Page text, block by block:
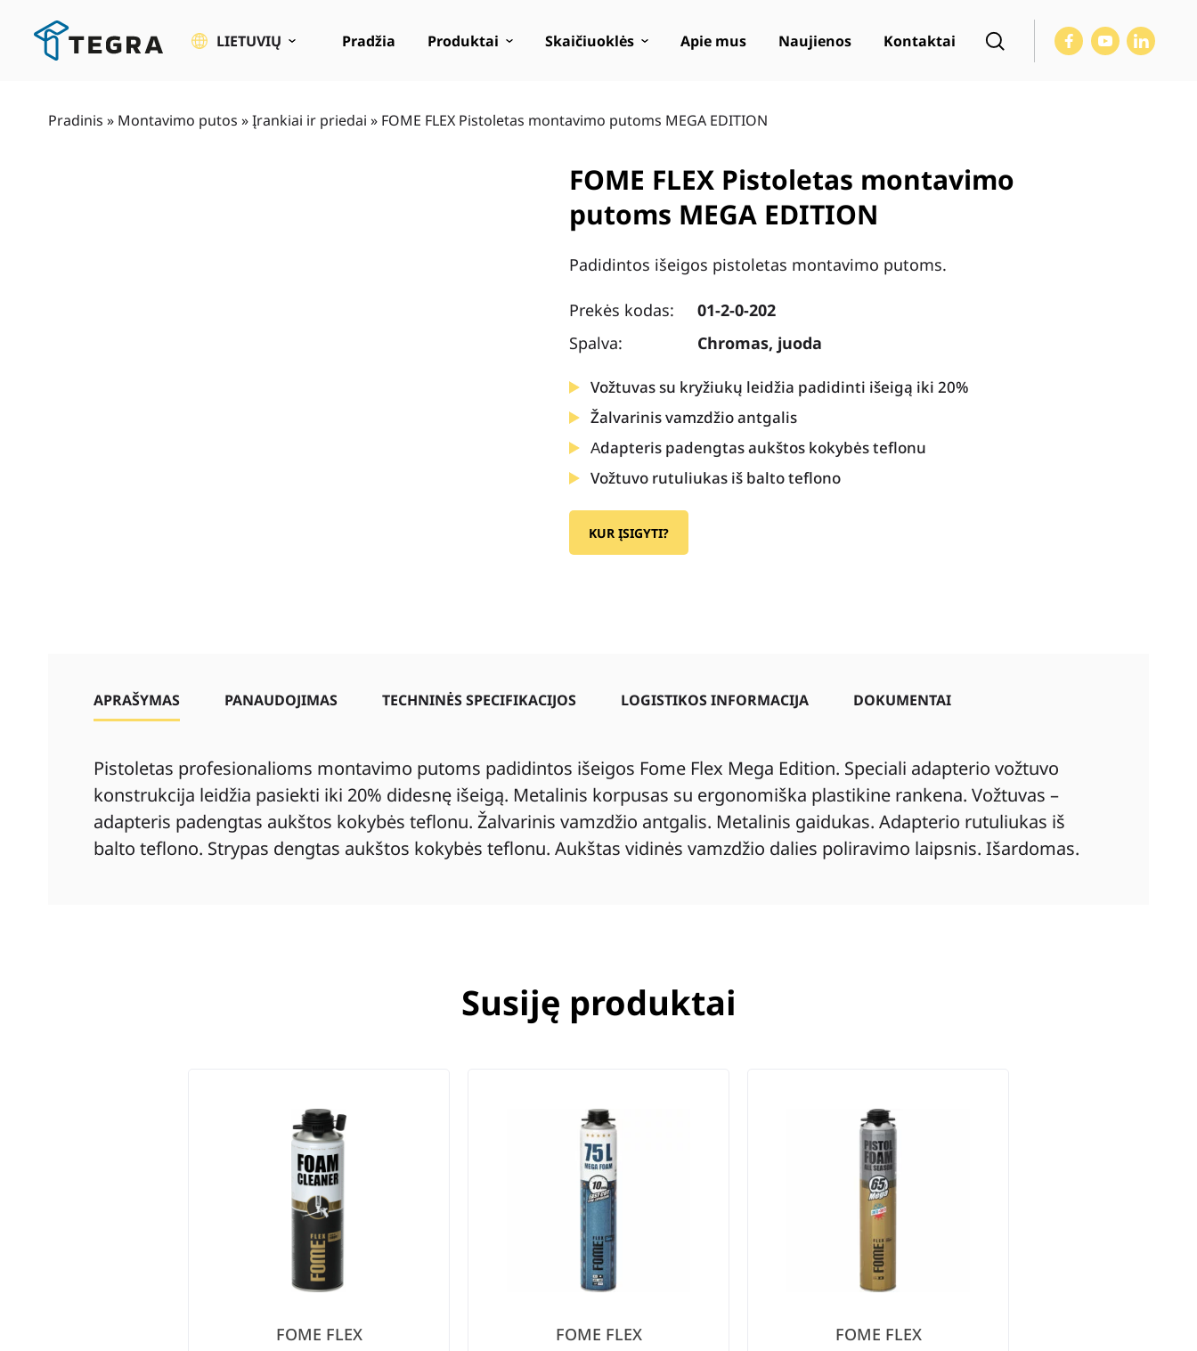
pagrindinio
LIETUVIŲ Pradžia Produktai Skaičiuoklės Apie mus Naujienos Kontaktai
Pradinis » Montavimo putos »Įrankiai ir priedai » FOME FLEX Pistoletas montavimo putoms MEGA EDITION
FOME FLEX Pistoletas montavimo
putoms MEGA EDITION
Padidintos išeigos pistoletas montavimo putoms.
Prekės kodas:
01-2-0-202
Spalva:
Chromas, juoda
Vožtuvas su kryžiukų leidžia padidinti išeigą iki 20%
Žalvarinis vamzdžio antgalis
Аdapteris padengtas aukštos kokybės teflonu
Vožtuvo rutuliukas iš balto teflono
KUR ĮSIGYTI?
APRAŠYMAS PANAUDOJIMAS TECHNINĖS SPECIFIKACIJOS LOGISTIKOS INFORMACIJA DOKUMENTAI
Pistoletas profesionalioms montavimo putoms padidintos išeigos Fome Flex Mega Edition. Speciali adapterio vožtuvo
konstrukcija leidžia pasiekti iki 20% didesnę išeigą. Metalinis korpusas su ergonomiška plastikine rankena. Vožtuvas –
adapteris padengtas aukštos kokybės teflonu. Žalvarinis vamzdžio antgalis. Metalinis gaidukas. Adapterio rutuliukas iš
balto teflono. Strypas dengtas aukštos kokybės teflonu. Aukštas vidinės vamzdžio dalies poliravimo laipsnis. Išardomas.
Susiję produktai
FOME FLEX
FOME FLEX
FOME FLEX